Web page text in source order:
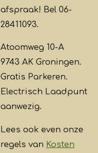
afspraak! Bel 06-
28411093.
Atoomweg 10-A
9743 AK Groningen.
Gratis Parkeren.
Electrisch Laadpunt
aanwezig.
Lees ook even onze
regels van Kosten